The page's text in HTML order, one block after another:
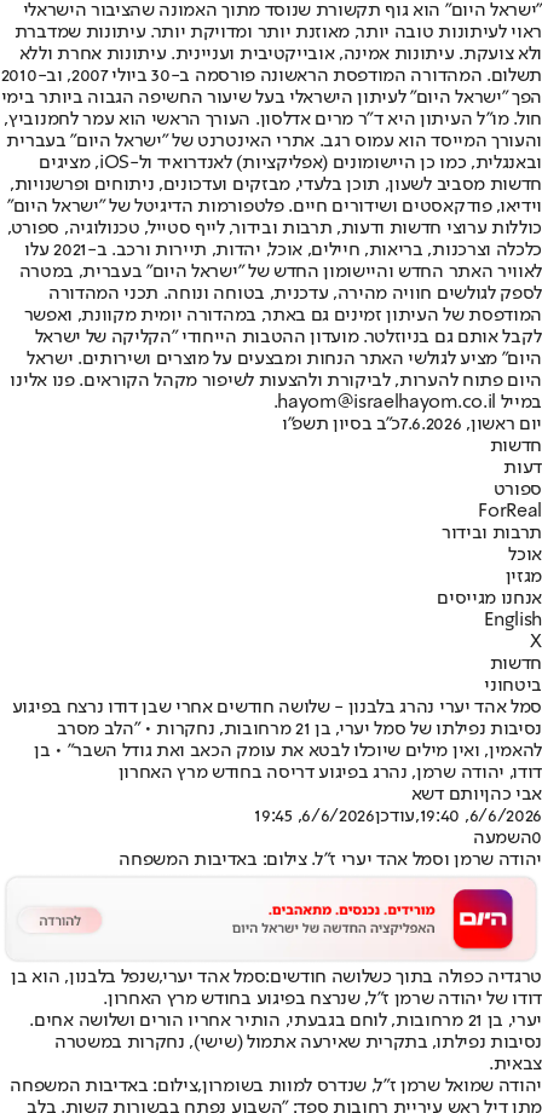
"ישראל היום" הוא גוף תקשורת שנוסד מתוך האמונה שהציבור הישראלי
ראוי לעיתונות טובה יותר, מאוזנת יותר ומדויקת יותר. עיתונות שמדברת
ולא צועקת. עיתונות אמינה, אובייקטיבית ועניינית. עיתונות אחרת וללא
תשלום. המהדורה המודפסת הראשונה פורסמה ב-30 ביולי 2007, וב-2010
הפך "ישראל היום" לעיתון הישראלי בעל שיעור החשיפה הגבוה ביותר בימי
חול. מו"ל העיתון היא ד"ר מרים אדלסון. העורך הראשי הוא עמר לחמנוביץ,
והעורך המייסד הוא עמוס רגב. אתרי האינטרנט של "ישראל היום" בעברית
ובאנגלית, כמו כן היישומונים (אפליקציות) לאנדרואיד ול-iOS, מציגים
חדשות מסביב לשעון, תוכן בלעדי, מבזקים ועדכונים, ניתוחים ופרשנויות,
וידיאו, פודקאסטים ושידורים חיים. פלטפורמות הדיגיטל של "ישראל היום"
כוללות ערוצי חדשות ודעות, תרבות ובידור, לייף סטייל, טכנולוגיה, ספורט,
כלכלה וצרכנות, בריאות, חיילים, אוכל, יהדות, תיירות ורכב. ב-2021 עלו
לאוויר האתר החדש והיישומון החדש של "ישראל היום" בעברית, במטרה
לספק לגולשים חוויה מהירה, עדכנית, בטוחה ונוחה. תכני המהדורה
המודפסת של העיתון זמינים גם באתר, במהדורה יומית מקוונת, ואפשר
לקבל אותם גם בניוזלטר. מועדון ההטבות הייחודי "הקליקה של ישראל
היום" מציע לגולשי האתר הנחות ומבצעים על מוצרים ושירותים. ישראל
היום פתוח להערות, לביקורת ולהצעות לשיפור מקהל הקוראים. פנו אלינו
במייל hayom@israelhayom.co.il.
יום ראשון, 7.6.2026
כ"ב בסיון תשפ"ו
חדשות
דעות
ספורט
ForReal
תרבות ובידור
אוכל
מגזין
אנחנו מגייסים
English
X
חדשות
ביטחוני
סמל אהד יערי נהרג בלבנון - שלושה חודשים אחרי שבן דודו נרצח בפיגוע
נסיבות נפילתו של סמל יערי, בן 21 מרחובות, נחקרות • "הלב מסרב
להאמין, ואין מילים שיוכלו לבטא את עומק הכאב ואת גודל השבר" • בן
דודו, יהודה שרמן, נהרג בפיגוע דריסה בחודש מרץ האחרון
אבי כהןיותם דשא
6/6/2026, 19:40
,עודכן6/6/2026, 19:45
0השמעה
יהודה שרמן וסמל אהד יערי ז"ל. צילום: באדיבות המשפחה
טרגדיה כפולה בתוך כשלושה חודשים:סמל אהד יערי,שנפל בלבנון, הוא בן
דודו של יהודה שרמן ז"ל, שנרצח בפיגוע בחודש מרץ האחרון.
יערי, בן 21 מרחובות, לוחם בגבעתי, הותיר אחריו הורים ושלושה אחים.
נסיבות נפילתו, בתקרית שאירעה אתמול (שישי), נחקרות במשטרה
צבאית.
יהודה שמואל שרמן ז"ל, שנדרס למוות בשומרון,צילום: באדיבות המשפחה
מתן דיל ראש עיריית רחובות ספד: "השבוע נפתח בבשורות קשות. בלב